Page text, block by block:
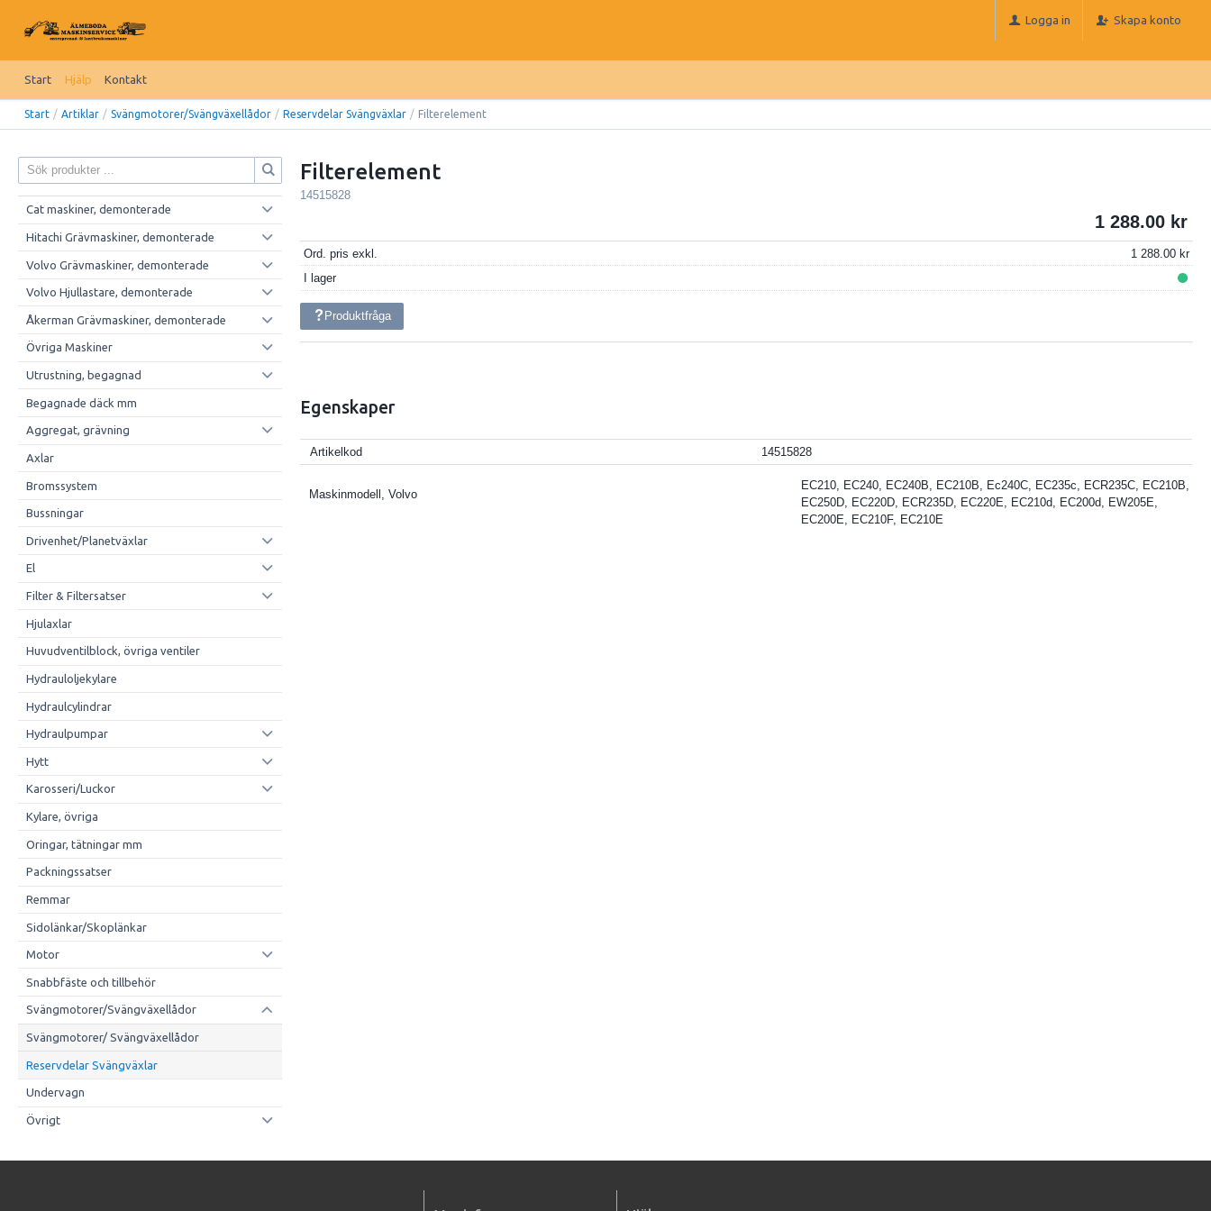
Logga in Skapa konto
Start Hjälp Kontakt
Start / Artiklar / Svängmotorer/Svängväxellådor / Reservdelar Svängväxlar / Filterelement
Cat maskiner, demonterade
Hitachi Grävmaskiner, demonterade
Volvo Grävmaskiner, demonterade
Volvo Hjullastare, demonterade
Åkerman Grävmaskiner, demonterade
Övriga Maskiner
Utrustning, begagnad
Begagnade däck mm
Aggregat, grävning
Axlar
Bromssystem
Bussningar
Drivenhet/Planetväxlar
El
Filter & Filtersatser
Hjulaxlar
Huvudventilblock, övriga ventiler
Hydrauloljekylare
Hydraulcylindrar
Hydraulpumpar
Hytt
Karosseri/Luckor
Kylare, övriga
Oringar, tätningar mm
Packningssatser
Remmar
Sidolänkar/Skoplänkar
Motor
Snabbfäste och tillbehör
Svängmotorer/Svängväxellådor
Svängmotorer/ Svängväxellådor
Reservdelar Svängväxlar
Undervagn
Övrigt
Filterelement
14515828
1 288.00
Ord. pris exkl.
1 288.00
I lager
Produktfråga
Egenskaper
Artikelkod 14515828
Maskinmodell, Volvo
EC210, EC240, EC240B, EC210B, Ec240C, EC235c, ECR235C, EC210B,
EC250D, EC220D, ECR235D, EC220E, EC210d, EC200d, EW205E,
EC200E, EC210F, EC210E